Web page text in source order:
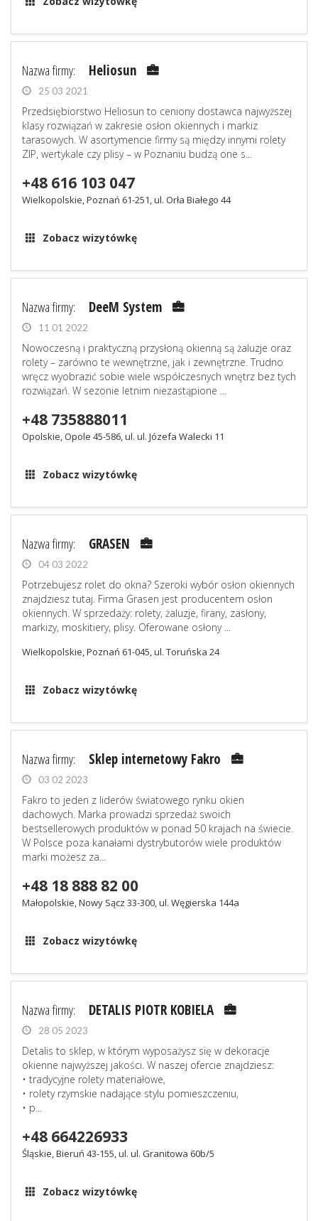
Nazwa firmy: Heliosun
25 03 2021
Przedsiębiorstwo Heliosun to ceniony dostawca najwyższej
klasy rozwiązań w zakresie osłon okiennych i markiz
tarasowych. W asortymencie firmy są między innymi rolety
ZIP, wertykale czy plisy – w Poznaniu budzą one s...
+48 616 103 047
Wielkopolskie, Poznań 61-251, ul. Orła Białego 44
Zobacz wizytówkę
Nazwa firmy: DeeM System
11 01 2022
Nowoczesną i praktyczną przysłoną okienną są żaluzje oraz
rolety – zarówno te wewnętrzne, jak i zewnętrzne. Trudno
wręcz wyobrazić sobie wiele współczesnych wnętrz bez tych
rozwiązań. W sezonie letnim niezastąpione ...
+48 735888011
Opolskie, Opole 45-586, ul. ul. Józefa Walecki 11
Zobacz wizytówkę
Nazwa firmy: GRASEN
04 03 2022
Potrzebujesz rolet do okna? Szeroki wybór osłon okiennych
znajdziesz tutaj. Firma Grasen jest producentem osłon
okiennych. W sprzedaży: rolety, żaluzje, firany, zasłony,
markizy, moskitiery, plisy. Oferowane osłony ...
Wielkopolskie, Poznań 61-045, ul. Toruńska 24
Zobacz wizytówkę
Nazwa firmy: Sklep internetowy Fakro
03 02 2023
Fakro to jeden z liderów światowego rynku okien
dachowych. Marka prowadzi sprzedaż swoich
bestsellerowych produktów w ponad 50 krajach na świecie.
W Polsce poza kanałami dystrybutorów wiele produktów
marki możesz za...
+48 18 888 82 00
Małopolskie, Nowy Sącz 33-300, ul. Węgierska 144a
Zobacz wizytówkę
Nazwa firmy: DETALIS PIOTR KOBIELA
28 05 2023
Detalis to sklep, w którym wyposażysz się w dekoracje
okienne najwyższej jakości. W naszej ofercie znajdziesz:
• tradycyjne rolety materiałowe,
• rolety rzymskie nadające stylu pomieszczeniu,
• p...
+48 664226933
Śląskie, Bieruń 43-155, ul. ul. Granitowa 60b/5
Zobacz wizytówkę